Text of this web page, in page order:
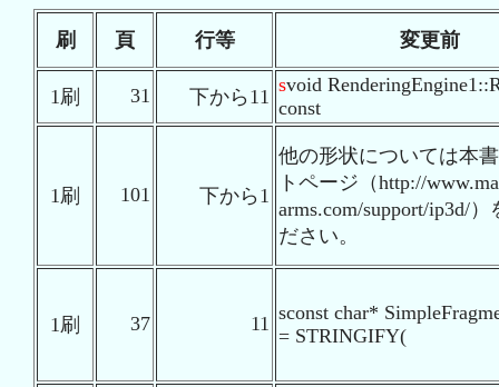
刷 頁 行等 変更前
1刷 31 下から11
svoid
const
1刷 101 下から1
他の形状については本
トページ（http://
arms.com/support/ip3d/
ださい。
1刷 37 11 sconst char*
= STRINGIFY(